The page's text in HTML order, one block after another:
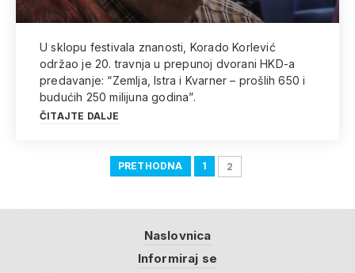
U sklopu festivala znanosti, Korado Korlević
održao je 20. travnja u prepunoj dvorani HKD-a
predavanje: “Zemlja, Istra i Kvarner – prošlih 650 i
budućih 250 milijuna godina”.
ČITAJTE DALJE
PRETHODNA 1 2
Naslovnica
Informiraj se